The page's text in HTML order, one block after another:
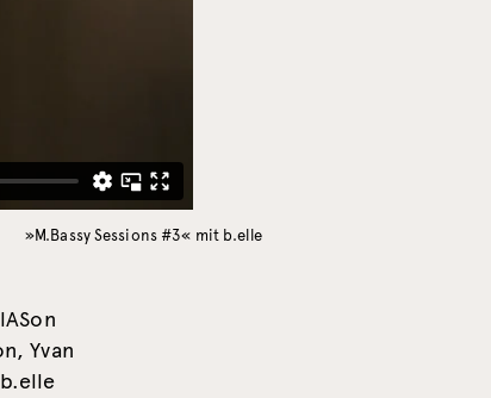
»M.Bassy Sessions #3« mit b.elle
Yvan